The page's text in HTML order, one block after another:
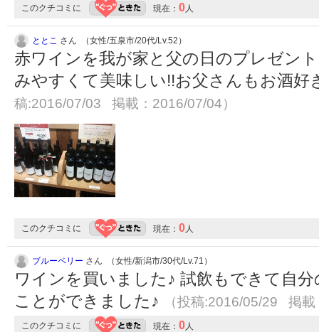
このクチコミに 現在： 0 人
ととこ さん （女性/五泉市/20代/Lv.52）
赤ワインを我が家と父の日のプレゼン
みやすくて美味しい!!お父さんもお酒
稿:2016/07/03 掲載：2016/07/04）
このクチコミに 現在： 0 人
ブルーベリー さん （女性/新潟市/30代/Lv.71）
ワインを買いました♪ 試飲もできて自
ことができました♪
（投稿:2016/05/29 掲
このクチコミに 現在： 0 人